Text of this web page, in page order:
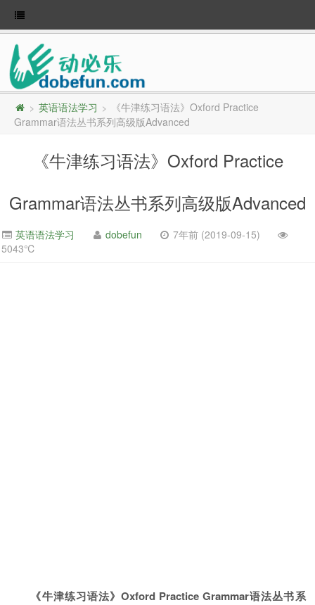
> 英语语法学习 >
《牛津练习语法》Oxford Practice
Grammar语法丛书系列高级版Advanced
《牛津练习语法》Oxford Practice
Grammar语法丛书系列高级版Advanced
英语语法学习 dobefun
7年前 (2019-09-15)
5043℃
《牛津练习语法》Oxford Practice Grammar语法丛书系